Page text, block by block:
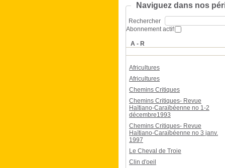
Naviguez dans nos
Rechercher
Abonnement actif
A - R
Africultures
Africultures
Chemins Critiques
Chemins Critiques- Revue
Haïtiano-Caraïbéenne no 1-2
décembre1993
Chemins Critiques- Revue
Haïtiano-Caraïbéenne no 3 janv.
1997
Le Cheval de Troie
Clin d'oeil